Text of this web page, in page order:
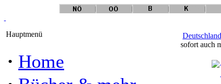
Hauptmenü
· Home
Deutschland
sofort auch